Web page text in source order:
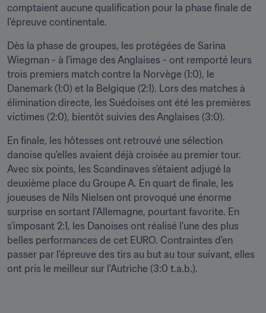
comptaient aucune qualification pour la phase finale de
l'épreuve continentale.
Dès la phase de groupes, les protégées de Sarina
Wiegman - à l'image des Anglaises - ont remporté leurs
trois premiers match contre la Norvège (1:0), le
Danemark (1:0) et la Belgique (2:1). Lors des matches à
élimination directe, les Suédoises ont été les premières
victimes (2:0), bientôt suivies des Anglaises (3:0).
En finale, les hôtesses ont retrouvé une sélection
danoise qu'elles avaient déjà croisée au premier tour.
Avec six points, les Scandinaves s'étaient adjugé la
deuxième place du Groupe A. En quart de finale, les
joueuses de Nils Nielsen ont provoqué une énorme
surprise en sortant l'Allemagne, pourtant favorite. En
s'imposant 2:1, les Danoises ont réalisé l'une des plus
belles performances de cet EURO. Contraintes d'en
passer par l'épreuve des tirs au but au tour suivant, elles
ont pris le meilleur sur l'Autriche (3:0 t.a.b.).